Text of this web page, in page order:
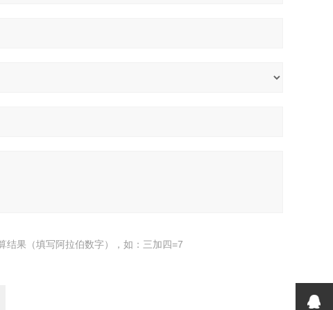
结果（填写阿拉伯数字），如：三加四=7